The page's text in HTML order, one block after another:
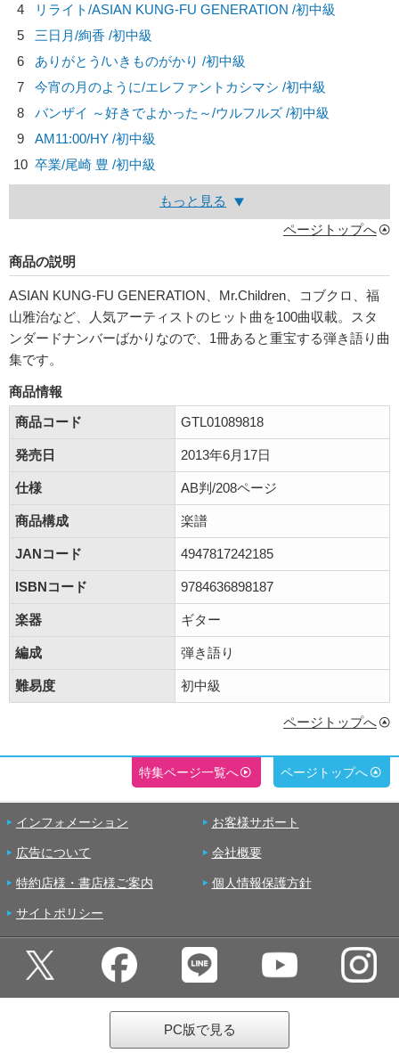
4
リライト/ASIAN KUNG-FU GENERATION /初中級
5
三日月/絢香 /初中級
6
ありがとう/いきものがかり /初中級
7
今宵の月のように/エレファントカシマシ /初中級
8
バンザイ ～好きでよかった～/ウルフルズ /初中級
9
AM11:00/HY /初中級
10 卒業/尾崎 豊 /初中級
もっと見る
ページトップへ
商品の説明
ASIAN KUNG-FU GENERATION、Mr.Children、コブクロ、福
山雅治など、人気アーティストのヒット曲を100曲収載。スタ
ンダードナンバーばかりなので、1冊あると重宝する弾き語り曲
集です。
商品情報
商品コード
GTL01089818
発売日 2013年6月17日
仕様 AB判/208ページ
商品構成 楽譜
JANコード 4947817242185
ISBNコード 9784636898187
楽器 ギター
編成 弾き語り
難易度 初中級
ページトップへ
特集ページ一覧へ ページトップへ
インフォメーション お客様サポート
広告について 会社概要
特約店様・書店様ご案内 個人情報保護方針
サイトポリシー
PC版で見る